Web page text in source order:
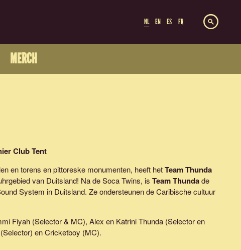
NL EN ES FR
MERCH
Club Tent
en torens en pittoreske monumenten, heeft hetTeam Thunda
van Duitsland! Na de Soca Twins, is Team Thundade
System in Duitsland. Ze ondersteunen de Caribische cultuur
Fiyah (Selector & MC), Alex en Katrini Thunda (Selector en
en Cricketboy (MC).